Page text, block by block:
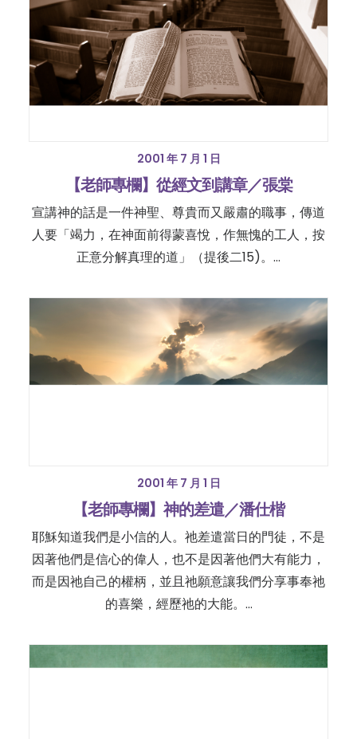
2001 年 7 月 1 日
【老師專欄】從經文到講章／張棠
宣講神的話是一件神聖、尊貴而又嚴肅的職事，傳道
人要「竭力，在神面前得蒙喜悅，作無愧的工人，按
正意分解真理的道」（提後二15)。…
2001 年 7 月 1 日
【老師專欄】神的差遣／潘仕楷
耶穌知道我們是小信的人。祂差遣當日的門徒，不是
因著他們是信心的偉人，也不是因著他們大有能力，
而是因祂自己的權柄，並且祂願意讓我們分享事奉祂
的喜樂，經歷祂的大能。…